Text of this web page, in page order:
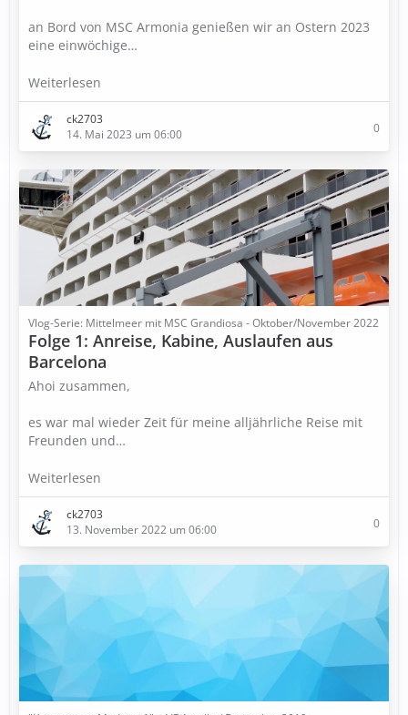
an Bord von MSC Armonia genießen wir an Ostern 2023
eine einwöchige…
Weiterlesen
ck2703
14. Mai 2023 um 06:00
0
Vlog-Serie: Mittelmeer mit MSC Grandiosa - Oktober/November 2022
Folge 1: Anreise, Kabine, Auslaufen aus
Barcelona
Ahoi zusammen,
es war mal wieder Zeit für meine alljährliche Reise mit
Freunden und…
Weiterlesen
ck2703
13. November 2022 um 06:00
0